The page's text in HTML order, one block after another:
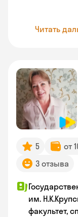
Читать
5 от
3 отзыва
им.
факультет,